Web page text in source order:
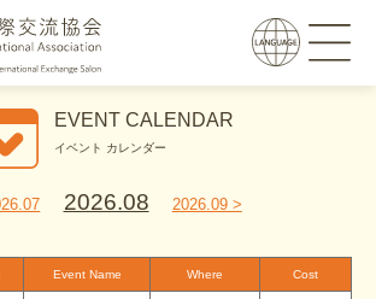
EVENT CALENDAR
イベント カレンダー
2026.08 2026.09 >
Event Name Where Cost